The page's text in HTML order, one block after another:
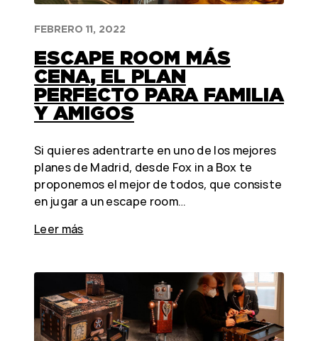
FEBRERO 11, 2022
ESCAPE ROOM MÁS
CENA, EL PLAN
PERFECTO PARA FAMILIA
Y AMIGOS
Si quieres adentrarte en uno de los mejores
planes de Madrid, desde Fox in a Box te
proponemos el mejor de todos, que consiste
en jugar a un escape room…
Leer más